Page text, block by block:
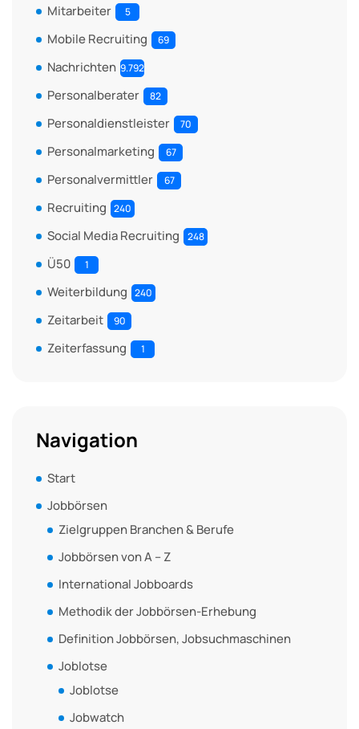
Mitarbeiter 5
Mobile Recruiting 69
Nachrichten 9.792
Personalberater 82
Personaldienstleister 70
Personalmarketing 67
Personalvermittler 67
Recruiting 240
Social Media Recruiting 248
Ü50 1
Weiterbildung 240
Zeitarbeit 90
Zeiterfassung 1
Navigation
Start
Jobbörsen
Zielgruppen Branchen & Berufe
Jobbörsen von A – Z
International Jobboards
Methodik der Jobbörsen-Erhebung
Definition Jobbörsen, Jobsuchmaschinen
Joblotse
Joblotse
Jobwatch